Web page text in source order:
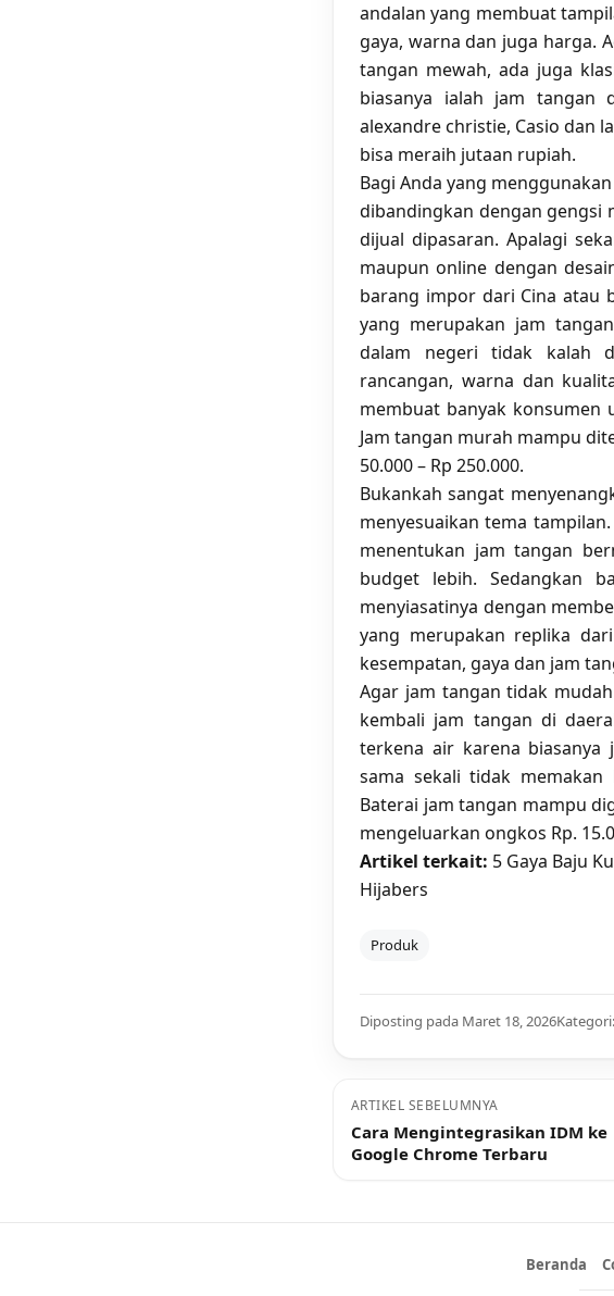
andalan yang membuat
gaya, warna dan juga harga.
tangan mewah, ada juga
biasanya ialah jam tangan
alexandre christie, Casio dan
bisa meraih jutaan rupiah.
Bagi Anda yang
dibandingkan dengan gengsi
dijual dipasaran. Apalagi
maupun online dengan
barang impor dari Cina atau
yang merupakan jam
dalam negeri tidak kalah
rancangan, warna dan
membuat banyak konsumen
Jam tangan murah mampu
50.000 – Rp 250.000.
Bukankah sangat
menyesuaikan tema
menentukan jam tangan
budget lebih. Sedangkan
menyiasatinya dengan
yang merupakan replika
kesempatan, gaya dan jam
Agar jam tangan tidak
kembali jam tangan di
terkena air karena biasanya
sama sekali tidak
Baterai jam tangan mampu
mengeluarkan ongkos Rp.
Artikel terkait: 5 Gaya Baju
Hijabers
Produk
Diposting pada Maret 18, 2026Kategori:
ARTIKEL SEBELUMNYA
Cara Mengintegrasikan IDM ke
Google Chrome Terbaru
Beranda